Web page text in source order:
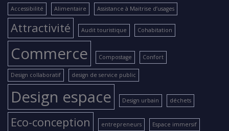
Accessibilité Alimentaire Assistance à Maitrise d’usages
Attractivité Audit touristique Cohabitation
Commerce Compostage Confort
Design collaboratif design de service public
Design espace Design urbain déchets
Eco-conception entrepreneurs Espace immersif